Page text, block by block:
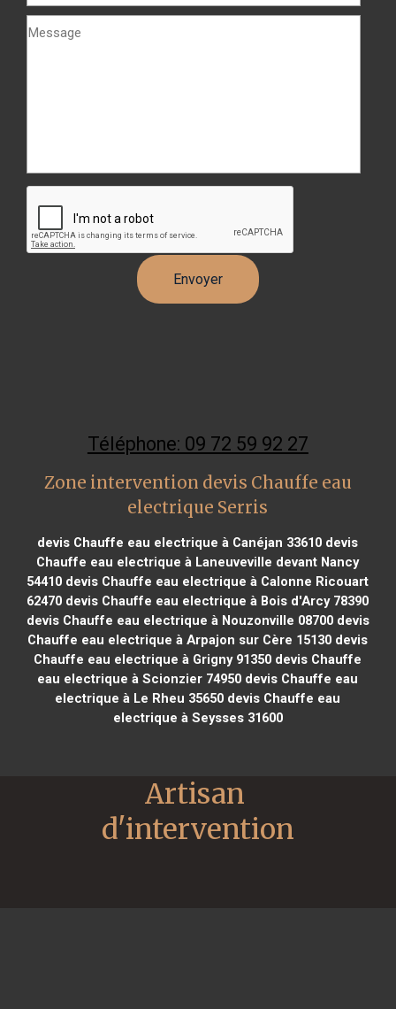
Téléphone: 09 72 59 92 27
Zone intervention devis Chauffe eau
electrique Serris
devis Chauffe eau electrique à Canéjan 33610 devis
Chauffe eau electrique à Laneuveville devant Nancy
54410 devis Chauffe eau electrique à Calonne Ricouart
62470 devis Chauffe eau electrique à Bois d'Arcy 78390
devis Chauffe eau electrique à Nouzonville 08700devis
Chauffe eau electrique à Arpajon sur Cère 15130 devis
Chauffe eau electrique à Grigny 91350 devis Chauffe
eau electrique à Scionzier 74950 devis Chauffe eau
electrique à Le Rheu 35650 devis Chauffe eau
electrique à Seysses 31600
Artisan
d'intervention